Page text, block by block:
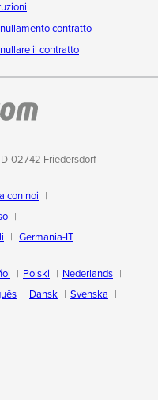
contratto
il contratto
D-02742 Friedersdorf
con noi
Germania-IT
Polski
Nederlands
Dansk
Svenska
videos